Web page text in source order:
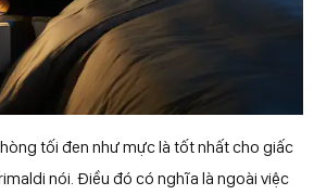
tối đen như mực là tốt nhất cho giấc
nói. Điều đó có nghĩa là ngoài việc